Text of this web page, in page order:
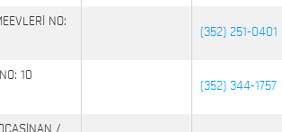
NO:
(352) 251-0401
10
(352) 344-1757